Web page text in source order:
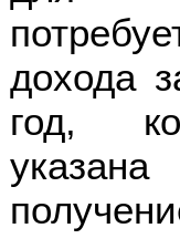
дохода
год,